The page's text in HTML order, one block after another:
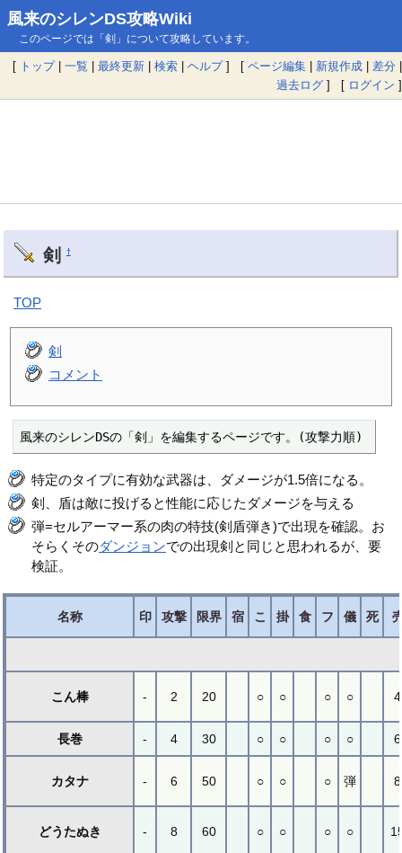
風来のシレンDS攻略Wiki
このページでは「剣」について攻略しています。
[ トップ| 一覧 | 最終更新 | 検索 | ヘルプ] [ ページ編集 | 新規作成 | 差分 |
過去ログ ] [ ログイン ]
剣 †
TOP
剣
コメント
風来のシレンDSの「剣」を編集するページです。(攻撃力順)
特定のタイプに有効な武器は、ダメージが1.5倍になる。
剣、盾は敵に投げると性能に応じたダメージを与える
弾=セルアーマー系の肉の特技(剣盾弾き)で出現を確認。お
そらくそのダンジョンでの出現剣と同じと思われるが、要
検証。
名称 印 攻撃 限界 宿 こ 掛 食 フ 儀 死
こん棒 - 2 20 ○ ○ ○ ○
長巻 - 4 30 ○ ○ ○ ○
カタナ - 6 50 ○ ○ ○ 弾
どうたぬき - 8 60 ○ ○ ○ ○